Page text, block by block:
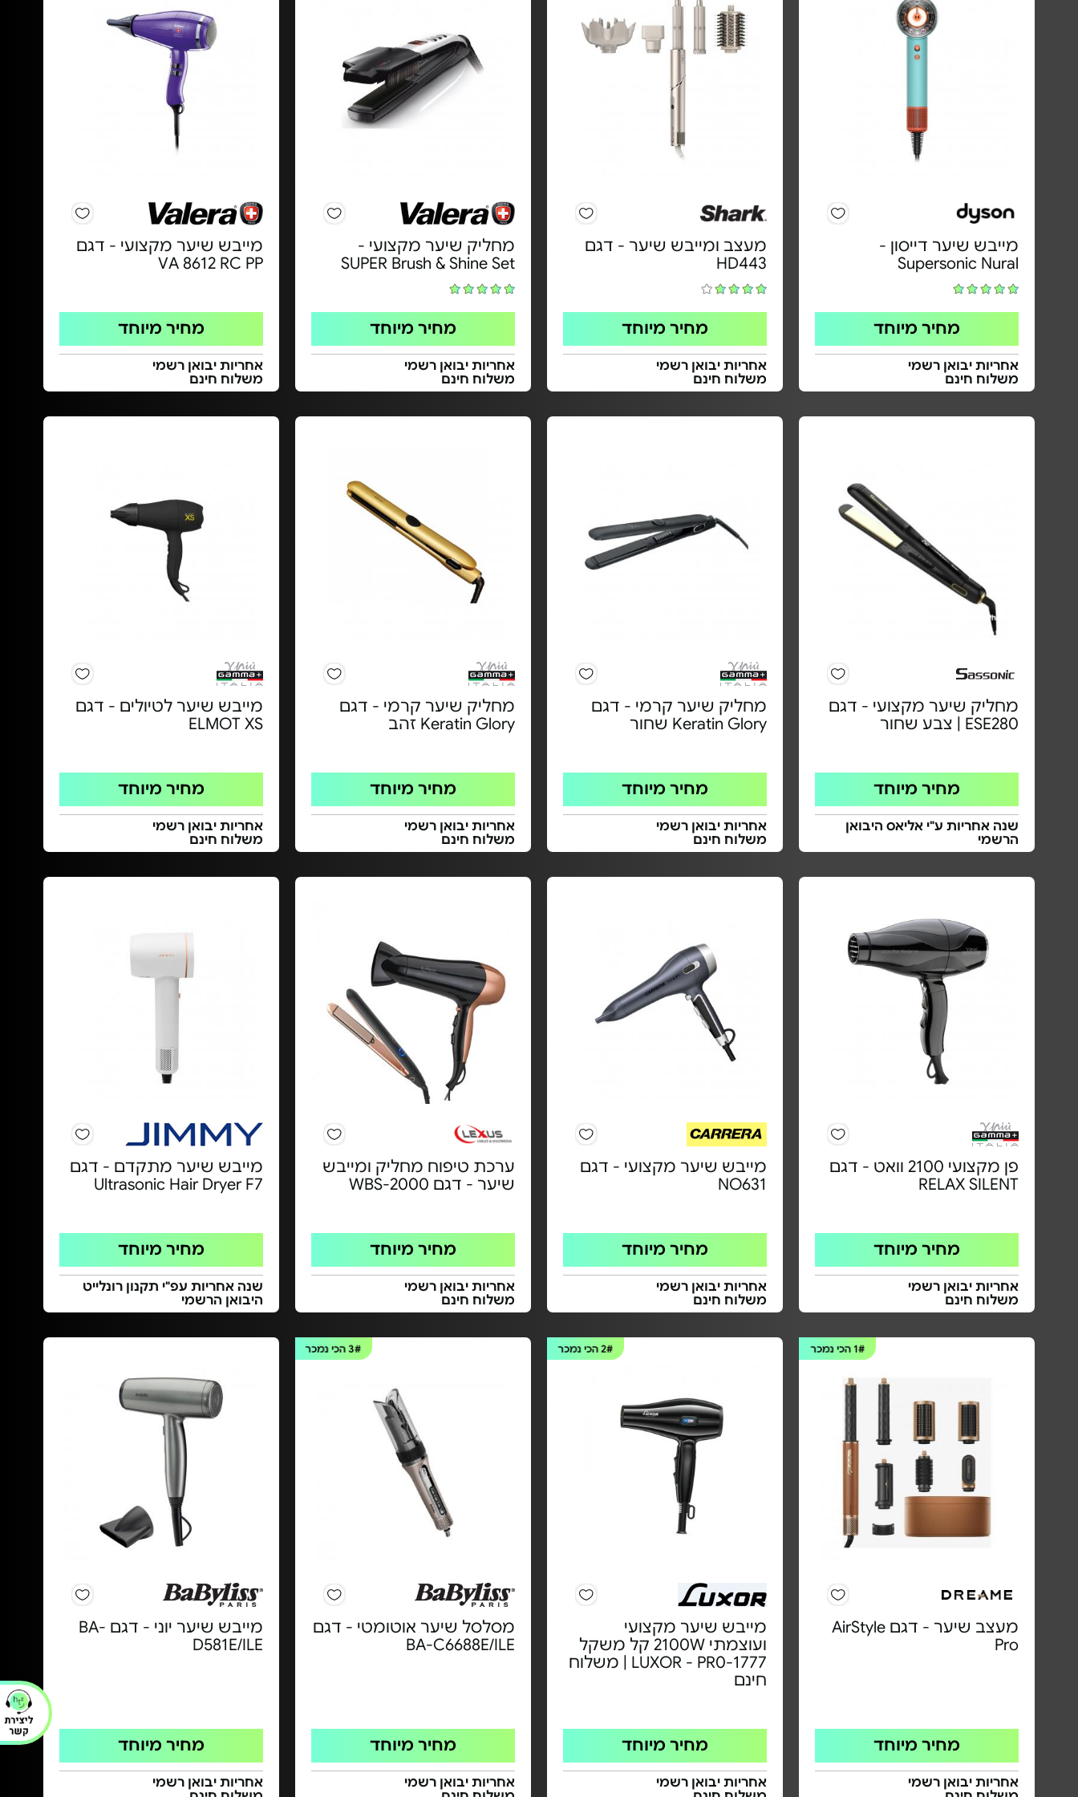
מייבש שיער דייסון -
Supersonic Nural
מחיר מיוחד
אחריות יבואן רשמי
משלוח חינם
מעצב ומייבש שיער - דגם
HD443
מחיר מיוחד
אחריות יבואן רשמי
משלוח חינם
מחליק שיער מקצועי -
SUPER Brush & Shine Set
מחיר מיוחד
אחריות יבואן רשמי
משלוח חינם
מייבש שיער מקצועי - דגם
VA 8612 RC PP
מחיר מיוחד
אחריות יבואן רשמי
משלוח חינם
מחליק שיער מקצועי - דגם
ESE280 | צבע שחור
מחיר מיוחד
שנה אחריות ע"י אליאס היבואן
הרשמי
מחליק שיער קרמי - דגם
Keratin Glory שחור
מחיר מיוחד
אחריות יבואן רשמי
משלוח חינם
מחליק שיער קרמי - דגם
Keratin Glory זהב
מחיר מיוחד
אחריות יבואן רשמי
משלוח חינם
מייבש שיער לטיולים - דגם
ELMOT XS
מחיר מיוחד
אחריות יבואן רשמי
משלוח חינם
פן מקצועי 2100 וואט - דגם
RELAX SILENT
מחיר מיוחד
אחריות יבואן רשמי
משלוח חינם
מייבש שיער מקצועי - דגם
NO631
מחיר מיוחד
אחריות יבואן רשמי
משלוח חינם
ערכת טיפוח מחליק ומייבש
שיער - דגם WBS-2000
מחיר מיוחד
אחריות יבואן רשמי
משלוח חינם
מייבש שיער מתקדם - דגם
Ultrasonic Hair Dryer F7
מחיר מיוחד
שנה אחריות עפ"י תקנון רונלייט
היבואן הרשמי
1#הכי נמכר
מעצב שיער - דגם AirStyle
Pro
מחיר מיוחד
אחריות יבואן רשמי
2#הכי נמכר
מייבש שיער מקצועי
ועוצמתי 2100W קל משקל
LUXOR - PR0-1777 | משלוח
חינם
מחיר מיוחד
אחריות יבואן רשמי
3#הכי נמכר
מסלסל שיער אוטומטי - דגם
BA-C6688E/ILE
מחיר מיוחד
אחריות יבואן רשמי
מייבש שיער יוני - דגם BA-
D581E/ILE
מחיר מיוחד
אחריות יבואן רשמי